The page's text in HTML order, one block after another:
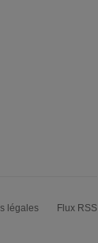
légales Flux RSS